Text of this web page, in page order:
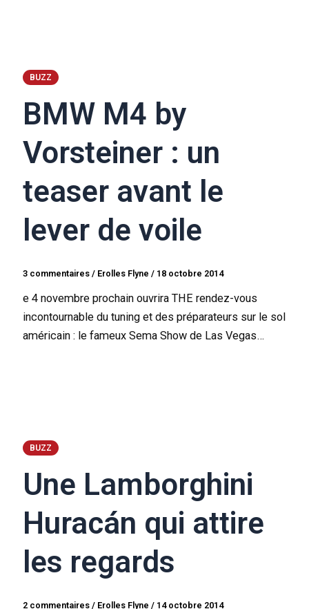
BUZZ
BMW M4 by
Vorsteiner : un
teaser avant le
lever de voile
3 commentaires / Erolles Flyne/ 18 octobre 2014
e 4 novembre prochain ouvrira THE rendez-vous
incontournable du tuning et des préparateurs sur le sol
américain : le fameux Sema Show de Las Vegas…
BUZZ
Une Lamborghini
Huracán qui attire
les regards
2 commentaires / Erolles Flyne/ 14 octobre 2014